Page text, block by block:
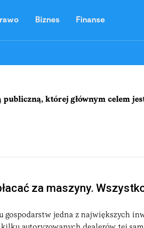
Biznes Finanse
której głównym celem
konkurencji. Ponadto gwarantuje
które mogłyby zniekształcać
surowo egzekwowane przez
jest obrona praw konsumenta .
za maszyny.
gospodarstw jedna z największych